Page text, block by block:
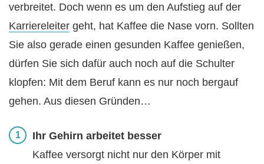
verbreitet. Doch wenn es um den Aufstieg auf der
Karriereleiter geht, hat Kaffee die Nase vorn. Sollten
Sie also gerade einen gesunden Kaffee genießen,
dürfen Sie sich dafür auch noch auf die Schulter
klopfen: Mit dem Beruf kann es nur noch bergauf
gehen. Aus diesen Gründen…
Ihr Gehirn arbeitet besser
Kaffee versorgt nicht nur den Körper mit